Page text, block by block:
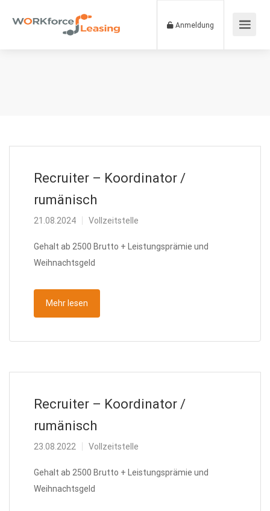
Anmeldung
Recruiter – Koordinator /
rumänisch
21.08.2024 Vollzeitstelle
Gehalt ab 2500 Brutto + Leistungsprämie und
Weihnachtsgeld
Mehr lesen
Recruiter – Koordinator /
rumänisch
23.08.2022 Vollzeitstelle
Gehalt ab 2500 Brutto + Leistungsprämie und
Weihnachtsgeld